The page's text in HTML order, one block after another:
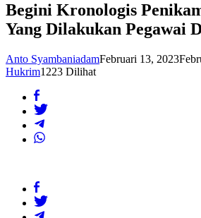
Begini Kronologis
Yang Dilakukan Pegawai
Anto SyambaniadamFebruari 13, 2023
Hukrim1223 Dilihat